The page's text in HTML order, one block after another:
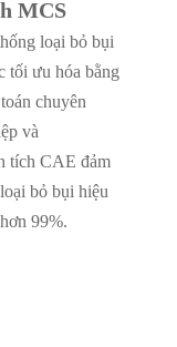
MCS
loại bỏ bụi
tối ưu hóa bằng
chuyên
và
tích CAE đảm
bỏ bụi hiệu
99%.